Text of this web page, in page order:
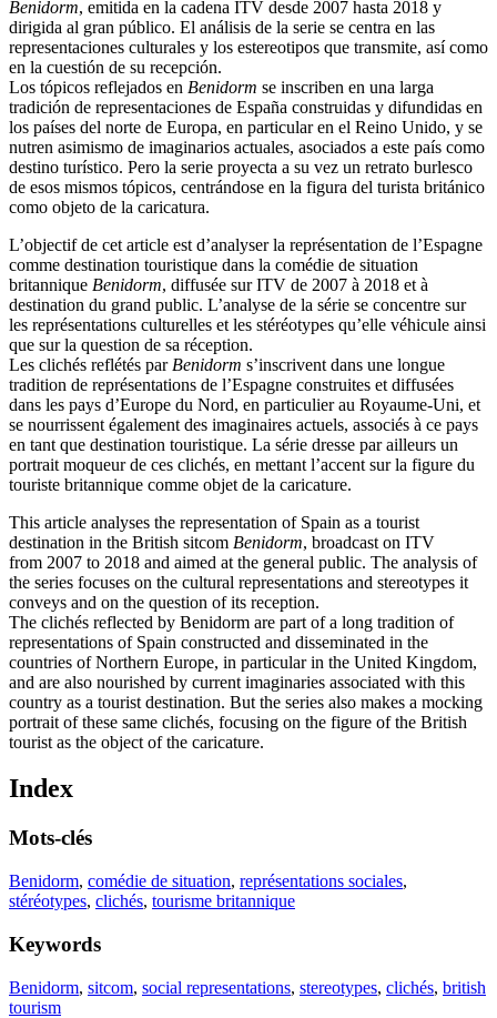
Benidorm, emitida en la cadena ITV desde 2007 hasta 2018 y
dirigida al gran público. El análisis de la serie se centra en las
representaciones culturales y los estereotipos que transmite, así como
en la cuestión de su recepción.
Los tópicos reflejados en Benidorm se inscriben en una larga
tradición de representaciones de España construidas y difundidas en
los países del norte de Europa, en particular en el Reino Unido, y se
nutren asimismo de imaginarios actuales, asociados a este país como
destino turístico. Pero la serie proyecta a su vez un retrato burlesco
de esos mismos tópicos, centrándose en la figura del turista británico
como objeto de la caricatura.
L’objectif de cet article est d’analyser la représentation de l’Espagne
comme destination touristique dans la comédie de situation
britannique Benidorm, diffusée sur ITV de 2007 à 2018 et à
destination du grand public. L’analyse de la série se concentre sur
les représentations culturelles et les stéréotypes qu’elle véhicule ainsi
que sur la question de sa réception.
Les clichés reflétés par Benidorm s’inscrivent dans une longue
tradition de représentations de l’Espagne construites et diffusées
dans les pays d’Europe du Nord, en particulier au Royaume-Uni, et
se nourrissent également des imaginaires actuels, associés à ce pays
en tant que destination touristique. La série dresse par ailleurs un
portrait moqueur de ces clichés, en mettant l’accent sur la figure du
touriste britannique comme objet de la caricature.
This article analyses the representation of Spain as a tourist
destination in the British sitcom Benidorm, broadcast on ITV
from 2007 to 2018 and aimed at the general public. The analysis of
the series focuses on the cultural representations and stereotypes it
conveys and on the question of its reception.
The clichés reflected by Benidorm are part of a long tradition of
representations of Spain constructed and disseminated in the
countries of Northern Europe, in particular in the United Kingdom,
and are also nourished by current imaginaries associated with this
country as a tourist destination. But the series also makes a mocking
portrait of these same clichés, focusing on the figure of the British
tourist as the object of the caricature.
Index
Mots-clés
Benidorm, comédie de situation, représentations sociales,
stéréotypes, clichés, tourisme britannique
Keywords
Benidorm, sitcom, social representations, stereotypes, clichés, british
tourism